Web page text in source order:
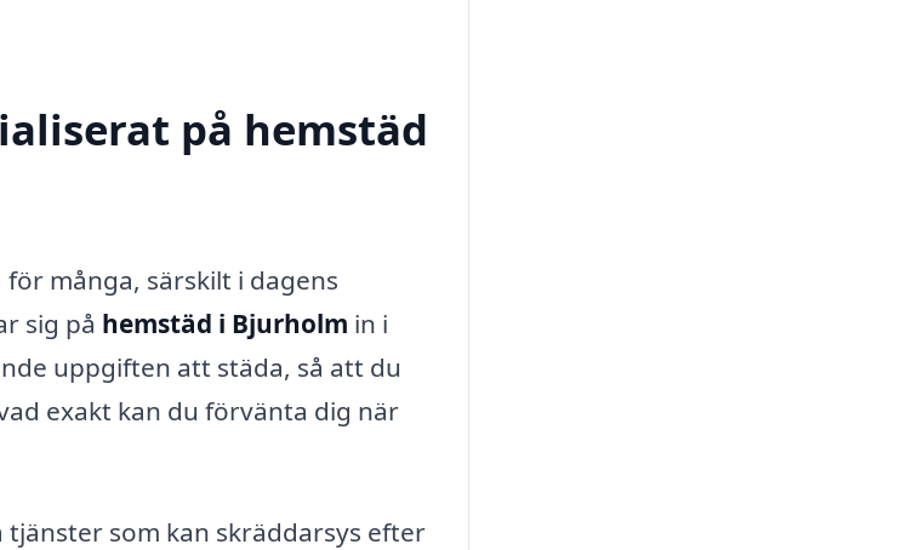
på hemstäd
många, särskilt i dagens
sig på hemstäd i Bjurholm in i
uppgiften att städa, så att du
exakt kan du förvänta dig när
som kan skräddarsys efter